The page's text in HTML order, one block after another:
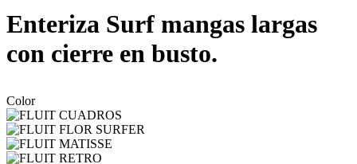
Enteriza Surf mangas largas
con cierre en busto.
Color